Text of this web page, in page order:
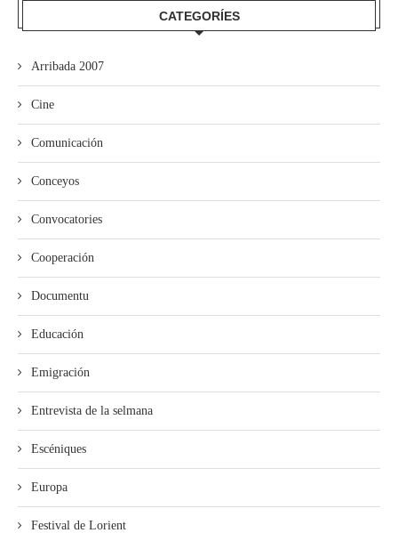
CATEGORÍES
Arribada 2007
Cine
Comunicación
Conceyos
Convocatories
Cooperación
Documentu
Educación
Emigración
Entrevista de la selmana
Escéniques
Europa
Festival de Lorient